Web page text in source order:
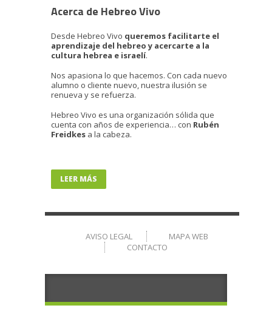
Acerca de Hebreo Vivo
Desde Hebreo Vivo queremos facilitarte el
aprendizaje del hebreo y acercarte a la
cultura hebrea e israelí.
Nos apasiona lo que hacemos. Con cada nuevo
alumno o cliente nuevo, nuestra ilusión se
renueva y se refuerza.
Hebreo Vivo es una organización sólida que
cuenta con años de experiencia… con Rubén
Freidkes a la cabeza.
LEER MÁS
AVISO LEGAL
MAPA WEB
CONTACTO